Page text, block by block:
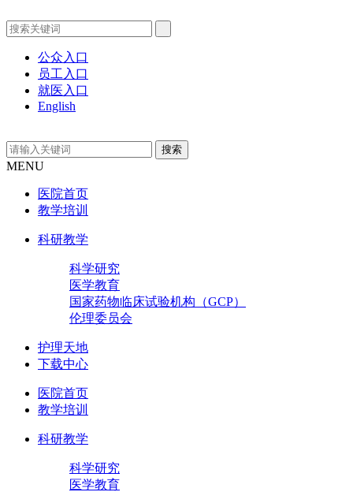
公众入口
员工入口
就医入口
English
MENU
医院首页
教学培训
科研教学
科学研究
医学教育
国家药物临床试验机构（GCP）
伦理委员会
护理天地
下载中心
医院首页
教学培训
科研教学
科学研究
医学教育